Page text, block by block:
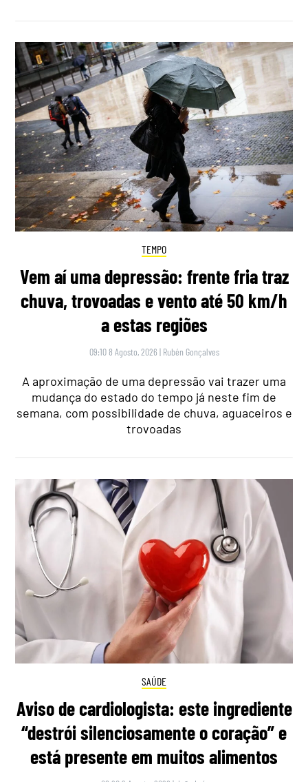
TEMPO
Vem aí uma depressão: frente fria traz
chuva, trovoadas e vento até 50 km/h
a estas regiões
09:10 8 Agosto, 2026 | Rubén Gonçalves
A aproximação de uma depressão vai trazer uma
mudança do estado do tempo já neste fim de
semana, com possibilidade de chuva, aguaceiros e
trovoadas
SAÚDE
Aviso de cardiologista: este ingrediente
“destrói silenciosamente o coração” e
está presente em muitos alimentos